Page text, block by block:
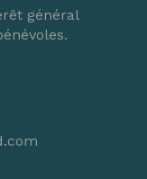
général